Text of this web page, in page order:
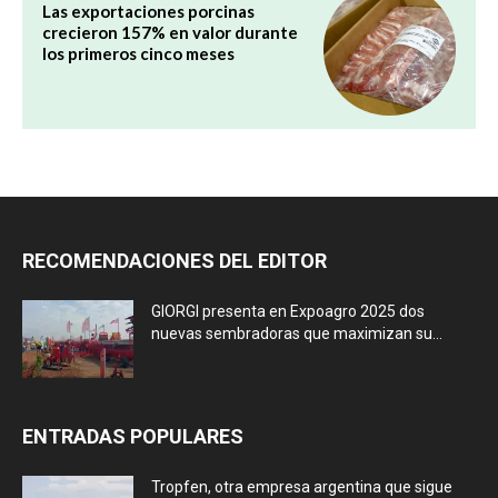
Las exportaciones porcinas
crecieron 157% en valor durante
los primeros cinco meses
RECOMENDACIONES DEL EDITOR
GIORGI presenta en Expoagro 2025 dos
nuevas sembradoras que maximizan su...
ENTRADAS POPULARES
Tropfen, otra empresa argentina que sigue